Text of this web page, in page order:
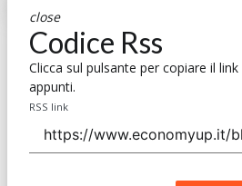
close
Codice Rss
Clicca sul pulsante per copiare il link
appunti.
RSS link